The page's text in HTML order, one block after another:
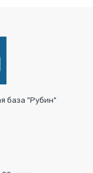
база "Рубин"